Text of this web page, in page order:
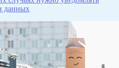
данных